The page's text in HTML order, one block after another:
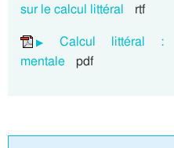
sur le calcul littéral
rtf
Calcul littéral :
mentale pdf